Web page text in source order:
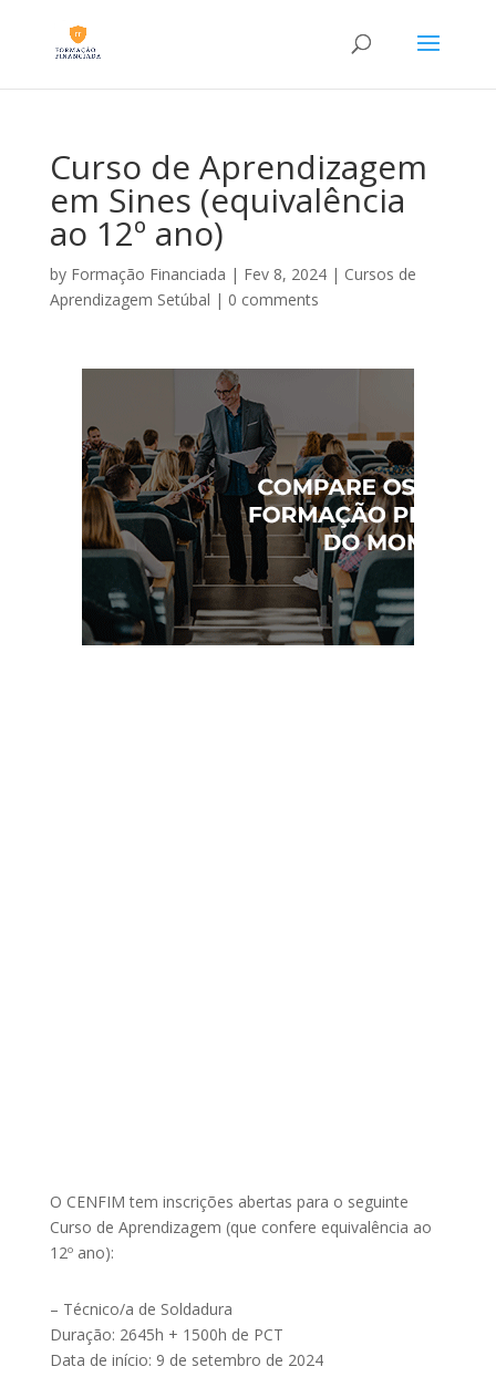
Curso de Aprendizagem
em Sines (equivalência
ao 12º ano)
by Formação Financiada | Fev 8, 2024| Cursos de
Aprendizagem Setúbal | 0 comments
O CENFIM tem inscrições abertas para o seguinte
Curso de Aprendizagem (que confere equivalência ao
12º ano):
– Técnico/a de Soldadura
Duração: 2645h + 1500h de PCT
Data de início: 9 de setembro de 2024